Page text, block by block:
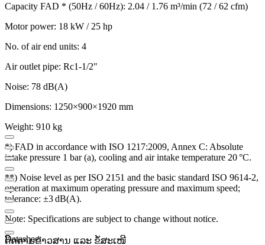
Capacity FAD * (50Hz / 60Hz): 2.04 / 1.76 m³/min (72 / 62 cfm)
Motor power: 18 kW / 25 hp
No. of air end units: 4
Air outlet pipe: Rc1-1/2"
Noise: 78 dB(A)
Dimensions: 1250×900×1920 mm
Weight: 910 kg
*) FAD in accordance with ISO 1217:2009, Annex C: Absolute
intake pressure 1 bar (a), cooling and air intake temperature 20 °C.
**) Noise level as per ISO 2151 and the basic standard ISO 9614-2,
operation at maximum operating pressure and maximum speed;
tolerance: ±3 dB(A).
Note: Specifications are subject to change without notice.
Datasheet
ຕິດຕາມຂ່າວສານ ແລະ ຂໍ້ສະເໜີ